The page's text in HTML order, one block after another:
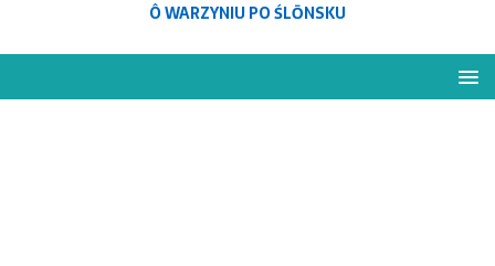
Ô WARZYNIU PO ŚLŌNSKU